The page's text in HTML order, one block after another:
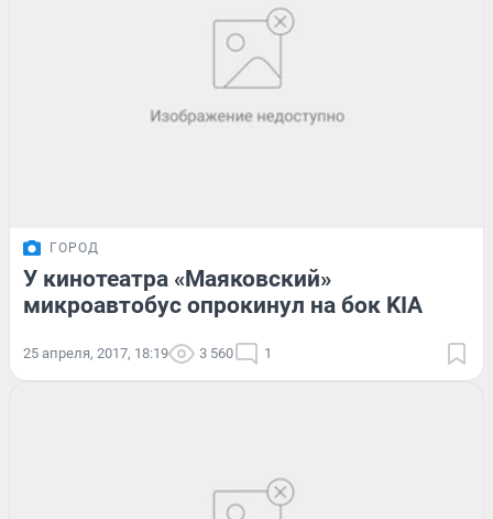
ГОРОД
У кинотеатра «Маяковский»
микроавтобус опрокинул на бок KIA
25 апреля, 2017, 18:19 3 560 1